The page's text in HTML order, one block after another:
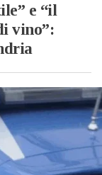
e “il
vino”: